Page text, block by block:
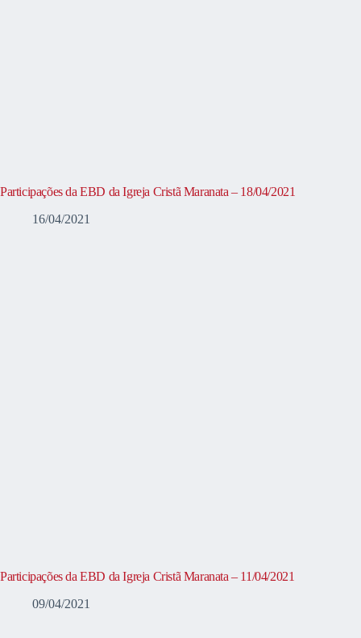
Participações da EBD da Igreja Cristã Maranata – 18/04/2021
16/04/2021
Participações da EBD da Igreja Cristã Maranata – 11/04/2021
09/04/2021